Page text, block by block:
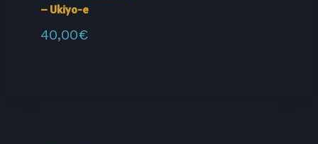
– Ukiyo-e
40,00€